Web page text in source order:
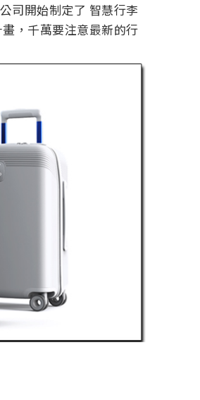
司開始制定了 智慧行李
，千萬要注意最新的行